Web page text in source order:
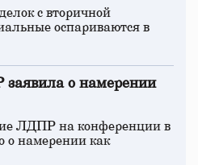
с вторичной
оспариваются в
о намерении
ЛДПР на конференции в
о намерении как